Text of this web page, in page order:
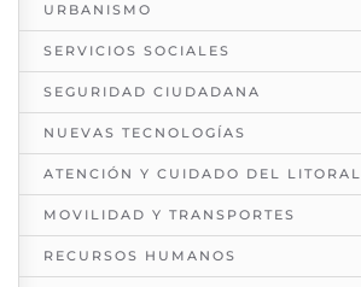
URBANISMO
SERVICIOS SOCIALES
SEGURIDAD CIUDADANA
NUEVAS TECNOLOGÍAS
ATENCIÓN Y CUIDADO DEL LITORAL
MOVILIDAD Y TRANSPORTES
RECURSOS HUMANOS